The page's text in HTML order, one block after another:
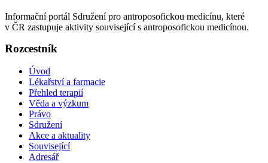
Informační portál Sdružení pro antroposofickou medicínu, které
v ČR zastupuje aktivity související s antroposofickou medicínou.
Rozcestník
Úvod
Lékařství a farmacie
Přehled terapií
Věda a výzkum
Právo
Sdružení
Akce a aktuality
Související
Adresář